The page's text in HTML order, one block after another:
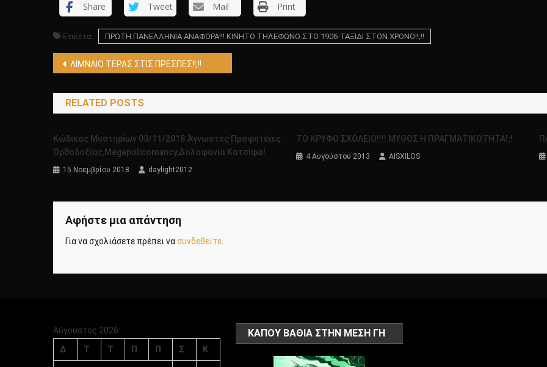
Share Tweet Mail Print
Ετικέτα: ΠΡΩΤΗ ΠΑΝΕΛΛΗΝΙΑ ΑΝΑΦΟΡΑ!!! ΚΙΝΗΤΟ ΤΗΛΕΦΩΝΟ ΣΤΟ 1906-ΤΑΞΙΔΙ ΣΤΟΝ ΧΡΟΝΟ!!;!!
Πλοήγηση
άρθρων
ΛΙΜΝΑΙΟ ΤΕΡΑΣ ΣΤΙΣ ΠΡΕΣΠΕΣ!!;!!
RELATED POSTS
Κώδικας Μυστηρίων 03/11/2018:Άγνωστες Προφητείες
Ορθοδοξίας,Megapolicomancy,Δολοφονία Κατσίφα!
15 Νοεμβρίου 2018 daylight2012
ΤΟ ΚΡΥΦΟ ΣΧΟΛΕΙΟ!!!! ΜΥΘΟΣ Η ΠΡΑΓΜΑΤΙΚΟΤΗΤΑ!;!
4 Αυγούστου 2013 AISXILOS
Αφήστε μια απάντηση
Για να σχολιάσετε πρέπει νασυνδεθείτε.
Αύγουστος 2026
Δ
Τ Τ Π Π Σ Κ
ΚΑΠΟΥ ΒΑΘΙΑ ΣΤΗΝ ΜΕΣΗ ΓΗ